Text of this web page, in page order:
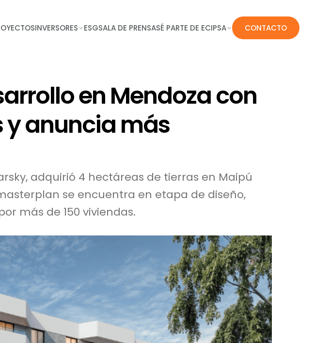
INVERSORES ESGSALA DE PRENSASÉ PARTE DE ECIPSA CONTACTO
en Mendoza con
y anuncia más
adquirió 4 hectáreas de tierras en Maipú
se encuentra en etapa de diseño,
más de 150 viviendas.